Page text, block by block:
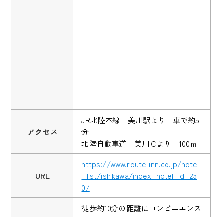
アクセス
JR北陸本線 美川駅より 車で約5
分
北陸自動車道 美川ICより 100ｍ
URL
https://www.route-inn.co.jp/hotel
_list/ishikawa/index_hotel_id_23
0/
徒歩約10分の距離にコンビニエンス